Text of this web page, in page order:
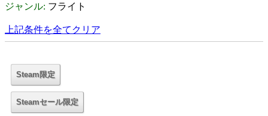
ジャンル: フライト
上記条件を全てクリア